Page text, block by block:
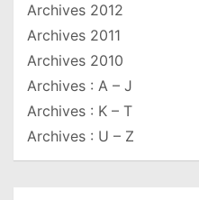
Archives 2012
Archives 2011
Archives 2010
Archives : A – J
Archives : K – T
Archives : U – Z